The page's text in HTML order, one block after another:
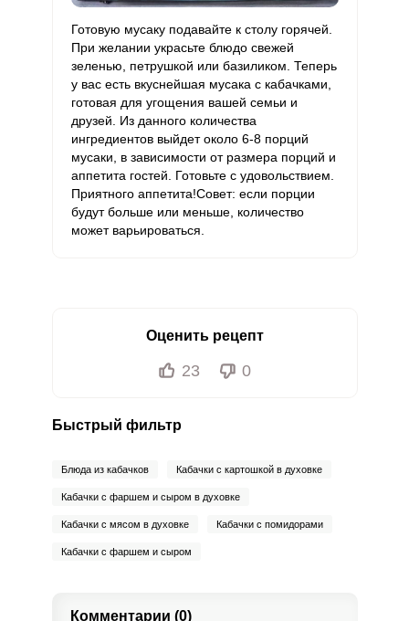
Готовую мусаку подавайте к столу горячей.
При желании украсьте блюдо свежей
зеленью, петрушкой или базиликом. Теперь
у вас есть вкуснейшая мусака с кабачками,
готовая для угощения вашей семьи и
друзей. Из данного количества
ингредиентов выйдет около 6-8 порций
мусаки, в зависимости от размера порций и
аппетита гостей. Готовьте с удовольствием.
Приятного аппетита!Совет: если порции
будут больше или меньше, количество
может варьироваться.
Оценить рецепт
23 0
Быстрый фильтр
Блюда из кабачков Кабачки с картошкой в духовке
Кабачки с фаршем и сыром в духовке
Кабачки с мясом в духовке Кабачки с помидорами
Кабачки с фаршем и сыром
Комментарии (0)